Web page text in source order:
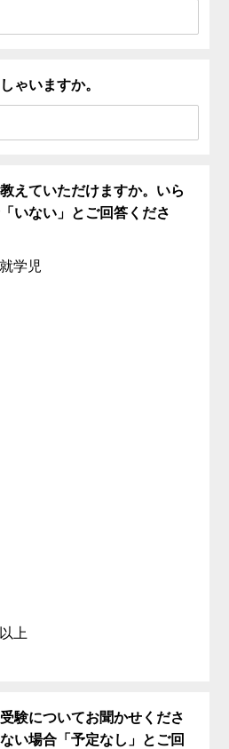
ゃいますか。
えていただけますか。いら
いない」とご回答くださ
学児
上
験についてお聞かせくださ
い場合「予定なし」とご回